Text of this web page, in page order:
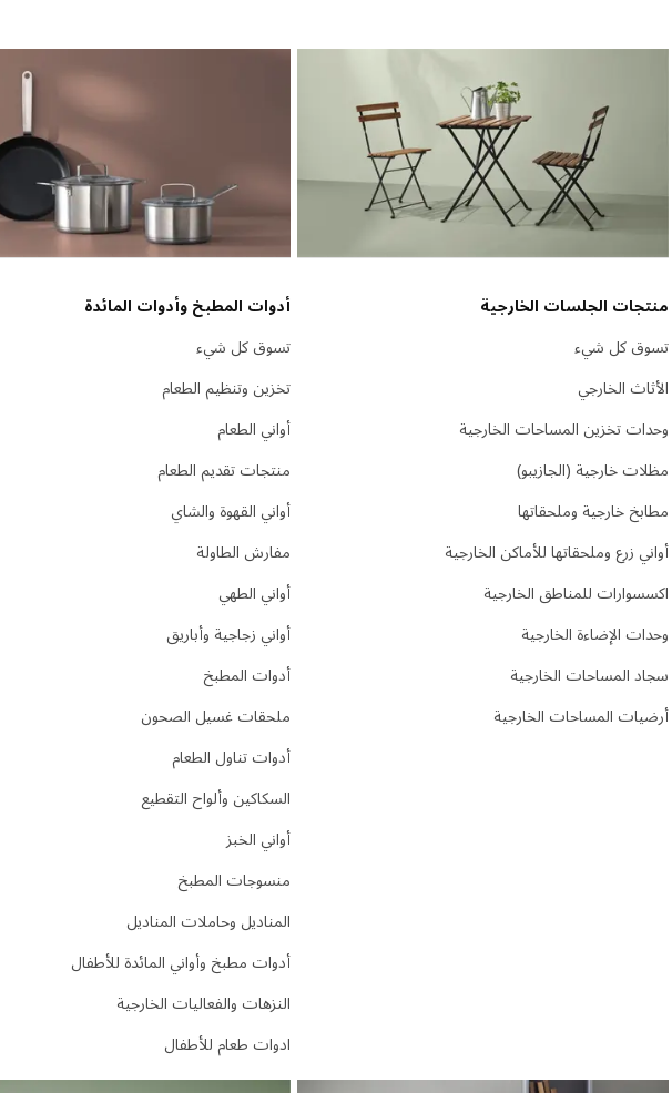
منتجات الجلسات الخارجية
تسوق كل شيء
الأثاث الخارجي
وحدات تخزين المساحات الخارجية
مظلات خارجية (الجازيبو)
مطابخ خارجية وملحقاتها
أواني زرع وملحقاتها للأماكن الخارجية
اكسسوارات للمناطق الخارجية
وحدات الإضاءة الخارجية
سجاد المساحات الخارجية
أرضيات المساحات الخارجية
أدوات المطبخ وأدوات المائدة
تسوق كل شيء
تخزين وتنظيم الطعام
أواني الطعام
منتجات تقديم الطعام
أواني القهوة والشاي
مفارش الطاولة
أواني الطهي
أواني زجاجية وأباريق
أدوات المطبخ
ملحقات غسيل الصحون
أدوات تناول الطعام
السكاكين وألواح التقطيع
أواني الخبز
منسوجات المطبخ
المناديل وحاملات المناديل
أدوات مطبخ وأواني المائدة للأطفال
النزهات والفعاليات الخارجية
ادوات طعام للأطفال